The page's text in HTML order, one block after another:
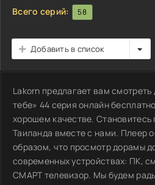
Всего серий:
58
Добавить в список
Lakorn предлагает вам
тебе» 44 серия онлайн
хорошем качестве.
Таиланда вместе с нами. Плеер
образом, что просмотр дорамы
современных устройствах: ПК,
СМАРТ телевизор. Мы будем